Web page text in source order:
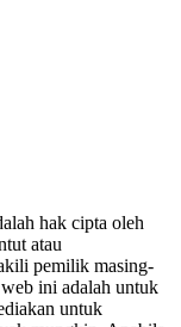
hak cipta oleh
atau
pemilik masing-
ini adalah untuk
untuk